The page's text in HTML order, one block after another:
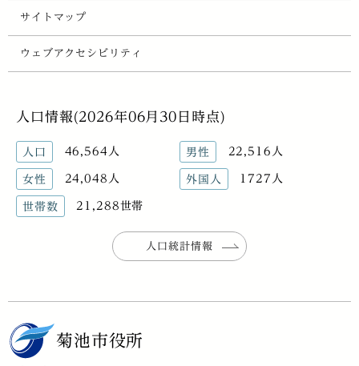
サイトマップ
ウェブアクセシビリティ
人口情報(2026年06月30日時点)
人口 46,564人 男性 22,516人
女性 24,048人 外国人 1727人
世帯数 21,288世帯
人口統計情報
菊池市役所